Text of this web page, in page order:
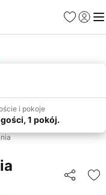
Ulubione
i pokoje
1 pokój.